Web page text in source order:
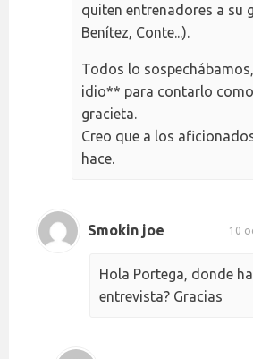
quiten entrenadores a su
Benítez, Conte...).
Todos lo
idio** para contarlo
gracieta.
Creo que a los
hace.
Smokin joe 10
Hola Portega, donde
entrevista? Gracias